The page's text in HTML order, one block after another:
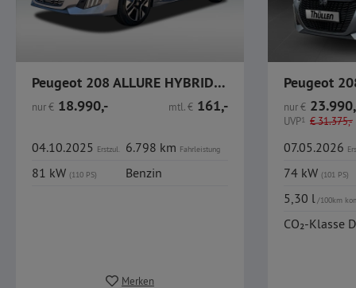
Peugeot 208 ALLURE HYBRID 110
nur€ 18.990,- mtl.€ 161,-
04.10.2025 Erstzul. 6.798 km Fahrleistung
81 kW (110 PS) Benzin
Merken
Peugeot
nur€
UVP1 €31.375,-
07.05.2026
74 kW (101 PS)
5,30 l/100km
CO₂-Klasse D